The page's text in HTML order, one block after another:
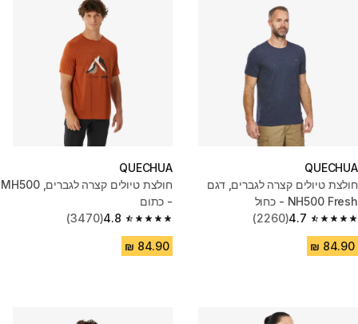
QUECHUA
חולצת טיולים קצרה לגברים, דגם
NH500 Fresh - כחול
4.7
4.7 out of 5 stars from 2260 reviews
(2260)
QUECHUA
חולצת טיולים קצרה לגברים, MH500
- כתום
4.8
4.8 out of 5 stars from 3470 reviews
(3470)